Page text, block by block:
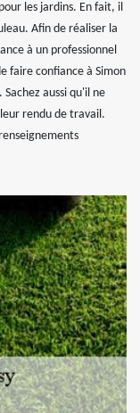
les jardins. En fait, il
Afin de réaliser la
à un professionnel
faire confiance à Simon
aussi qu'il ne
rendu de travail.